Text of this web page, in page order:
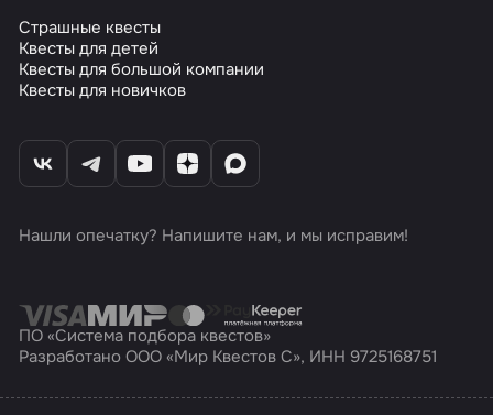
Страшные квесты
Квесты для детей
Квесты для большой компании
Квесты для новичков
Нашли опечатку? Напишите нам, и мы исправим!
ПО «Система подбора квестов»
Разработано ООО «Мир Квестов С», ИНН 9725168751